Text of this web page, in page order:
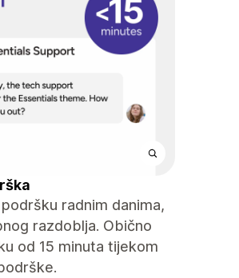
radnim danima,
razdoblja. Obično
od 15 minuta tijekom